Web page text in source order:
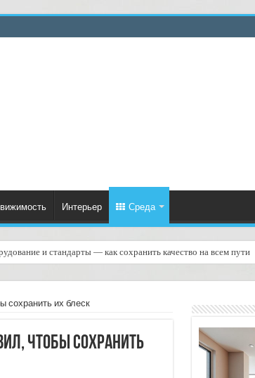
Интерьер Среда
и стандарты — как сохранить качество на всем пути
сохранить их блеск
чтобы сохранить